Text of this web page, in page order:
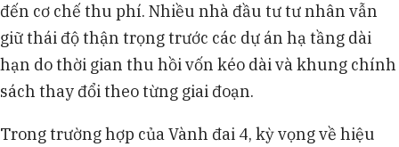
đến cơ chế thu phí. Nhiều nhà đầu tư tư nhân vẫn
giữ thái độ thận trọng trước các dự án hạ tầng dài
hạn do thời gian thu hồi vốn kéo dài và khung chính
sách thay đổi theo từng giai đoạn.
Trong trường hợp của Vành đai 4, kỳ vọng về hiệu